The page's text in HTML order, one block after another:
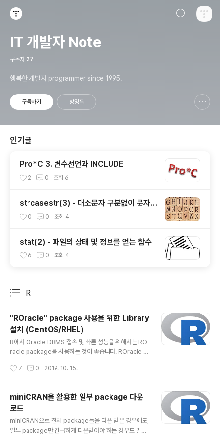
IT 개발자 Note
구독자 27
행복한 개발자 programmer since 1995.
구독하기 방명록
인기글
Pro*C 3. 변수선언과 INCLUDE
2 0 조회 6
strcasestr(3) - 대소문자 구분없이 문자열
에서 문자열 찾기(비표준)
0 0 조회 4
stat(2) - 파일의 상태 및 정보를 얻는 함수
6 0 조회 4
R
"ROracle" package 사용을 위한 Library
설치 (CentOS/RHEL)
R에서 Oracle DBMS 접속 및 빠른 성능을 위해서는 RO
racle package를 사용하는 것이 좋습니다. ROracle P
e client 를 먼저 설치해야만 합니다. CentOS 또는 RHE
ent와 ROracle을 설치하는 방법을 알아보겠습니다. 1. O
racle Client관련 RPM 다운로드 Oracle Site에 접속하
여 Oracle Client와 관련된 라이브러리를 다운로드 받습
니다. Oracle Site의 다운로드 위치는 계속 바뀌고 있어
서 oracle-instantclient 부분을 찾아서 다운로드를 받습
7 0 2019. 10. 15.
miniCRAN을 활용한 일부 package 다운
로드
miniCRAN으로 전체 package들을 다운 받은 경우에도,
일부 package만 긴급하게 다운받아야 하는 경우도 발생